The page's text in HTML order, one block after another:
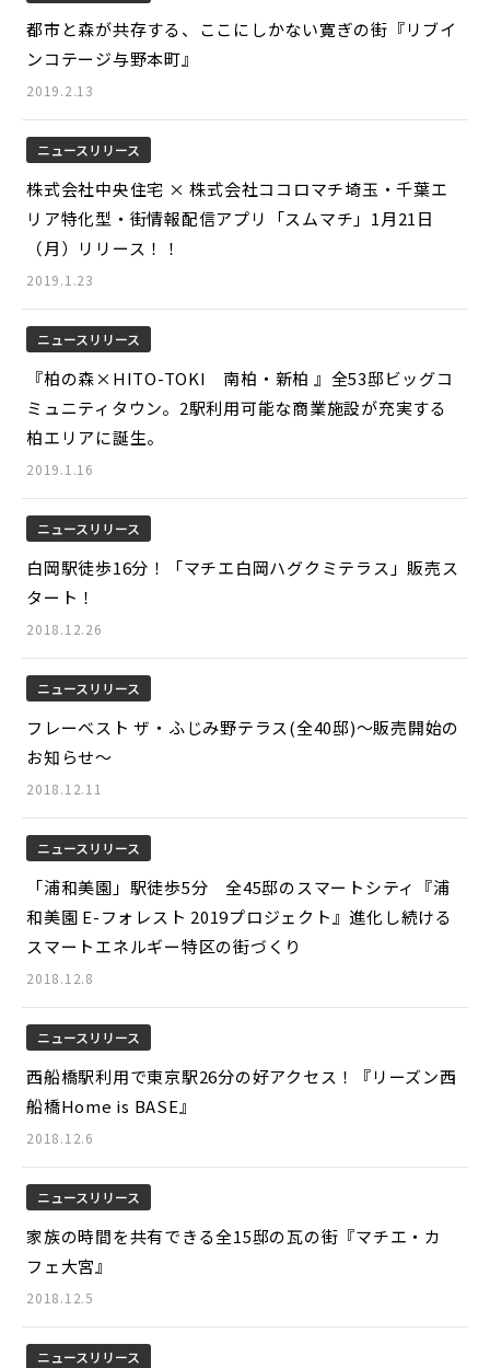
都市と森が共存する、ここにしかない寛ぎの街『リブイ
ンコテージ与野本町』
2019.2.13
ニュースリリース
株式会社中央住宅 × 株式会社ココロマチ埼玉・千葉エ
リア特化型・街情報配信アプリ「スムマチ」1月21日
（月）リリース！！
2019.1.23
ニュースリリース
『柏の森×HITO-TOKI 南柏・新柏 』全53邸ビッグコ
ミュニティタウン。2駅利用可能な商業施設が充実する
柏エリアに誕生。
2019.1.16
ニュースリリース
白岡駅徒歩16分！「マチエ白岡ハグクミテラス」販売ス
タート！
2018.12.26
ニュースリリース
フレーベスト ザ・ふじみ野テラス(全40邸)～販売開始の
お知らせ～
2018.12.11
ニュースリリース
「浦和美園」駅徒歩5分 全45邸のスマートシティ『浦
和美園 E-フォレスト 2019プロジェクト』進化し続ける
スマートエネルギー特区の街づくり
2018.12.8
ニュースリリース
西船橋駅利用で東京駅26分の好アクセス！『リーズン西
船橋Home is BASE』
2018.12.6
ニュースリリース
家族の時間を共有できる全15邸の瓦の街『マチエ・カ
フェ大宮』
2018.12.5
ニュースリリース